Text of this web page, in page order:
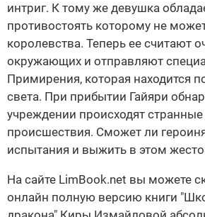
интриг. К тому же девушка
противостоять которому не
королевства. Теперь ее считают
окружающих и отправляют
Примирения, которая находится
света. При прибытии Гайяри
учреждении происходят
происшествия. Сможет ли
испытания и выжить в этом
На сайте LimBook.net вы можете
онлайн полную версию книги